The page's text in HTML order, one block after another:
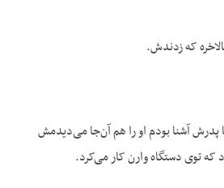
که زدندش.
پدرش آشنا بودم او را هم آن‌جا می‌دیدمش
که توی دستگاه وارن کار می‌کرد.